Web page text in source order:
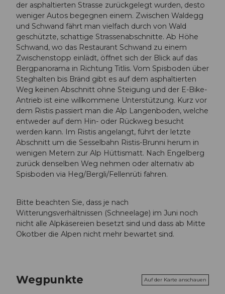
der asphaltierten Strasse zurückgelegt wurden, desto
weniger Autos begegnen einem. Zwischen Waldegg
und Schwand fährt man vielfach durch von Wald
geschützte, schattige Strassenabschnitte. Ab Höhe
Schwand, wo das Restaurant Schwand zu einem
Zwischenstopp einlädt, öffnet sich der Blick auf das
Bergpanorama in Richtung Titlis. Vom Spisboden über
Steghalten bis Bränd gibt es auf dem asphaltierten
Weg keinen Abschnitt ohne Steigung und der E-Bike-
Antrieb ist eine willkommene Unterstützung. Kurz vor
dem Ristis passiert man die Alp Langenboden, welche
entweder auf dem Hin- oder Rückweg besucht
werden kann. Im Ristis angelangt, führt der letzte
Abschnitt um die Sesselbahn Ristis-Brunni herum in
wenigen Metern zur Alp Hüttismatt. Nach Engelberg
zurück denselben Weg nehmen oder alternativ ab
Spisboden via Heg/Bergli/Fellenrüti fahren.
Bitte beachten Sie, dass je nach
Witterungsverhältnissen (Schneelage) im Juni noch
nicht alle Alpkäsereien besetzt sind und dass ab Mitte
Okotber die Alpen nicht mehr bewartet sind.
Wegpunkte Auf der Karte anschauen